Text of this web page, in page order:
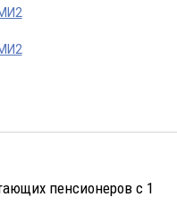
пенсионеров с 1